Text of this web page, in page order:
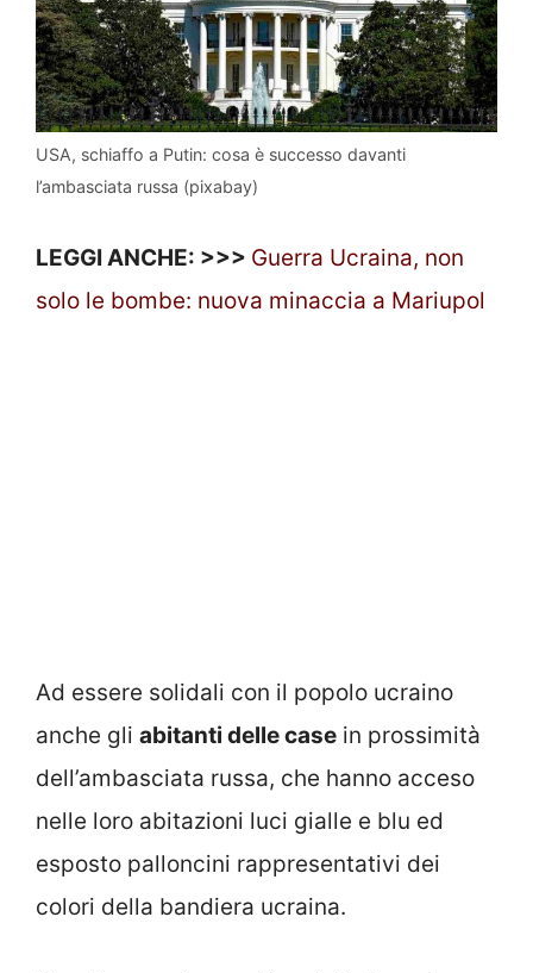
USA, schiaffo a Putin: cosa è successo davanti
l’ambasciata russa (pixabay)
LEGGI ANCHE: >>> Guerra Ucraina, non
solo le bombe: nuova minaccia a Mariupol
Ad essere solidali con il popolo ucraino
anche gli abitanti delle case in prossimità
dell’ambasciata russa, che hanno acceso
nelle loro abitazioni luci gialle e blu ed
esposto palloncini rappresentativi dei
colori della bandiera ucraina.